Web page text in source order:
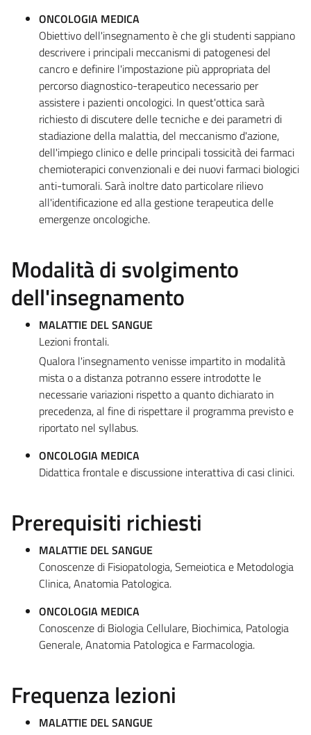
ONCOLOGIA MEDICA
Obiettivo dell'insegnamento è che gli studenti sappiano
descrivere i principali meccanismi di patogenesi del
cancro e definire l'impostazione più appropriata del
percorso diagnostico-terapeutico necessario per
assistere i pazienti oncologici. In quest'ottica sarà
richiesto di discutere delle tecniche e dei parametri di
stadiazione della malattia, del meccanismo d'azione,
dell'impiego clinico e delle principali tossicità dei farmaci
chemioterapici convenzionali e dei nuovi farmaci biologici
anti-tumorali. Sarà inoltre dato particolare rilievo
all'identificazione ed alla gestione terapeutica delle
emergenze oncologiche.
Modalità di svolgimento
dell'insegnamento
MALATTIE DEL SANGUE
Lezioni frontali.
Qualora l'insegnamento venisse impartito in modalità
mista o a distanza potranno essere introdotte le
necessarie variazioni rispetto a quanto dichiarato in
precedenza, al fine di rispettare il programma previsto e
riportato nel syllabus.
ONCOLOGIA MEDICA
Didattica frontale e discussione interattiva di casi clinici.
Prerequisiti richiesti
MALATTIE DEL SANGUE
Conoscenze di Fisiopatologia, Semeiotica e Metodologia
Clinica, Anatomia Patologica.
ONCOLOGIA MEDICA
Conoscenze di Biologia Cellulare, Biochimica, Patologia
Generale, Anatomia Patologica e Farmacologia.
Frequenza lezioni
MALATTIE DEL SANGUE